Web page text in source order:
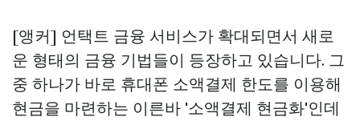
[앵커] 언택트 금융 서비스가 확대되면서 새로
운 형태의 금융 기법들이 등장하고 있습니다. 그
중 하나가 바로 휴대폰 소액결제 한도를 이용해
현금을 마련하는 이른바 '소액결제 현금화'인데